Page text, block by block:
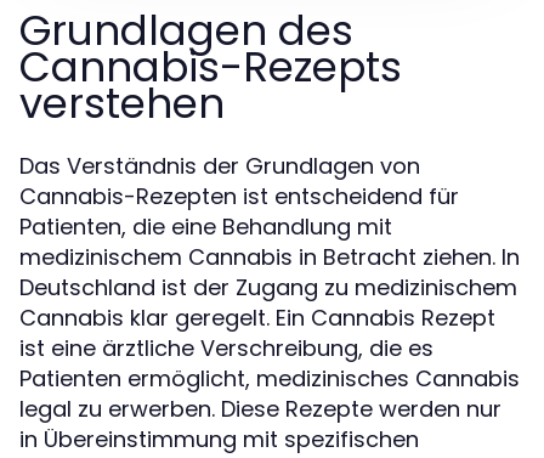
Grundlagen des
Cannabis-Rezepts
verstehen
Das Verständnis der Grundlagen von
Cannabis-Rezepten ist entscheidend für
Patienten, die eine Behandlung mit
medizinischem Cannabis in Betracht ziehen. In
Deutschland ist der Zugang zu medizinischem
Cannabis klar geregelt. Ein Cannabis Rezept
ist eine ärztliche Verschreibung, die es
Patienten ermöglicht, medizinisches Cannabis
legal zu erwerben. Diese Rezepte werden nur
in Übereinstimmung mit spezifischen